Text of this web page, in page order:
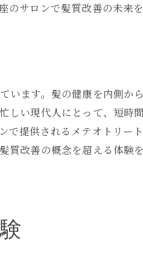
のサロンで髪質改善の未来
います。髪の健康を内側か
しい現代人にとって、短時
で提供されるメテオトリー
質改善の概念を超える体験